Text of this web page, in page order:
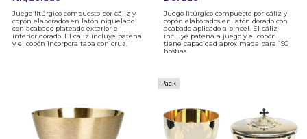
Juego litúrgico compuesto por cáliz y
copón elaborados en latón niquelado
con acabado plateado exterior e
interior dorado. El cáliz incluye patena
y el copón incorpora tapa con cruz.
Juego litúrgico compuesto por cáliz y
copón elaborados en latón dorado con
acabado aplicado a pincel. El cáliz
incluye patena a juego y el copón
tiene capacidad aproximada para 190
hostias.
Pack